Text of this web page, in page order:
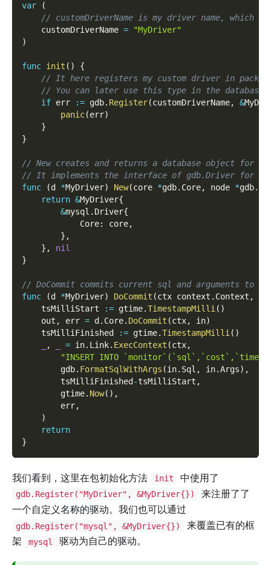
var
(
// customDriverName is my driver name, which
    customDriverName
=
"MyDriver"
)
func init ( )
{
// It here registers my custom driver in
// You can later use this type in the database
if err := gdb. Register(customDriverName, &
panic(err)
}
}
// New creates and returns a database object for
// It implements the interface of gdb.Driver for
func
(d *MyDriver) New(core *gdb. Core, node *gdb.
return &MyDriver{
&mysql . Driver{
            Core
: core,
} ,
} ,
nil
}
// DoCommit commits current sql and arguments to
func
(d *MyDriver) DoCommit (ctx context . Context ,
    tsMilliStart
:= gtime.TimestampMilli ( )
    out
, err = d . Core. DoCommit (ctx, in)
    tsMilliFinished
:= gtime.TimestampMilli ( )
, = in. Link. ExecContext (ctx,
"INSERT INTO
        gdb
. FormatSqlWithArgs (in. Sql , in.Args) ,
        tsMilliFinished
-tsMilliStart ,
        gtime
. Now( ) ,
        err
,
)
return
}
我们看到，这里在包初始化方法 init 中使用了
gdb.Register("MyDriver", &MyDriver{})
来注册了了
一个自定义名称的驱动。我们也可以通过
gdb.Register("mysql", &MyDriver{})
来覆盖已有的框
架
mysql 驱动为自己的驱动。